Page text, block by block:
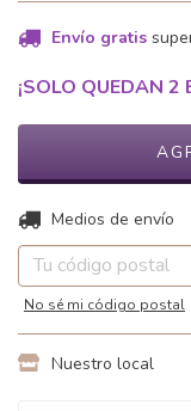
Envío gratis
¡SOLO QUEDAN 2
Entregas para el CP:
Medios de envío
No sé mi código postal
Nuestro local